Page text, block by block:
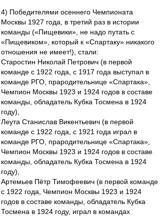
4) Победителями осеннего Чемпионата
Москвы 1927 года, в третий раз в истории
команды («Пищевики», не надо путать с
«Пищевиком», который к «Спартаку» никакого
отношения не имеет!), стали:
Старостин Николай Петрович (в первой
команде с 1922 года, с 1917 года выступал в
команде РГО, прародительнице «Спартака»,
Чемпион Москвы 1923 и 1924 годов в составе
команды, обладатель Кубка Тосмена в 1924
году),
Леута Станислав Викентьевич (в первой
команде с 1922 года, с 1921 года играл в
команде РГО, прародительнице «Спартака»,
Чемпион Москвы 1923 и 1924 годов в составе
команды, обладатель Кубка Тосмена в 1924
году),
Артемьев Пётр Тимофеевич (в первой команде
с 1922 года, Чемпион Москвы 1923 и 1924
годов в составе команды, обладатель Кубка
Тосмена в 1924 году, играл в командах